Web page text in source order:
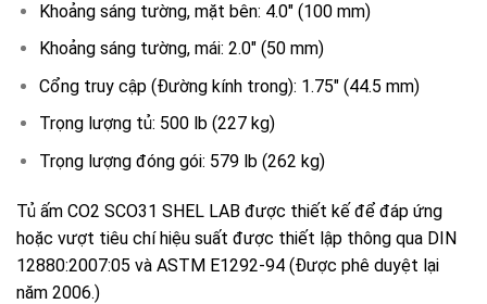
Khoảng sáng tường, mặt bên: 4.0″ (100 mm)
Khoảng sáng tường, mái: 2.0″ (50 mm)
Cổng truy cập (Đường kính trong): 1.75″ (44.5 mm)
Trọng lượng tủ: 500 lb (227 kg)
Trọng lượng đóng gói: 579 lb (262 kg)
Tủ ấm CO2 SCO31 SHEL LAB được thiết kế để đáp ứng
hoặc vượt tiêu chí hiệu suất được thiết lập thông qua DIN
12880:2007:05 và ASTM E1292-94 (Được phê duyệt lại
năm 2006.)